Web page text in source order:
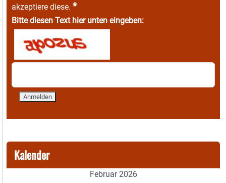
akzeptiere diese. *
Bitte diesen Text hier unten eingeben:
Kalender
Februar 2026